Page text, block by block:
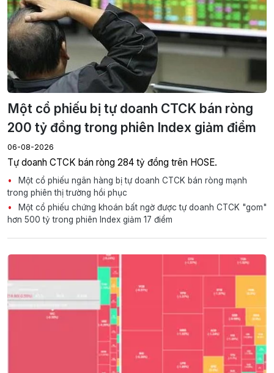
Một cổ phiếu bị tự doanh CTCK bán ròng
200 tỷ đồng trong phiên Index giảm điểm
06-08-2026
Tự doanh CTCK bán ròng 284 tỷ đồng trên HOSE.
Một cổ phiếu ngân hàng bị tự doanh CTCK bán ròng mạnh
trong phiên thị trường hồi phục
Một cổ phiếu chứng khoán bất ngờ được tự doanh CTCK "gom"
hơn 500 tỷ trong phiên Index giảm 17 điểm